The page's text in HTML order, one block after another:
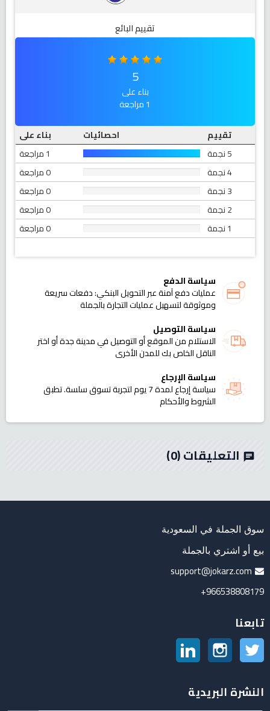
تقييم البائع
5
بناء على
1 مراجعة
تقييم
احصائيات
بناء على
5 نجمة
1 مراجعة
4 نجمة
0 مراجعة
3 نجمة
0 مراجعة
2 نجمة
0 مراجعة
1 نجمة
0 مراجعة
سياسة الدفع
عمليات دفع آمنة عبر التحويل البنكي: دفعات سريعة
وموثوقة لتسهيل عمليات التجارة بالجملة
سياسة التوصيل
الاستلام من الموقع أو التوصيل في مدينة جدة أو اختر
الناقل الخاص بك للمدن الأخرى
سياسة الإرجاع
سياسة إرجاع لمدة 7 يوم لتجربة تسوق سلسة. تطبق
الشروط والأحكام
chat التعليقات(0)
سوق الجملة في السعودية
بيع أو اشتري بالجملة
support@jokarz.com
966538808179+
تابعنا
تويتر انستغرام
النشرة البريدية